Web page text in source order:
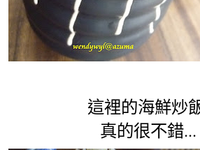
這裡的海鮮炒
真的很不錯...